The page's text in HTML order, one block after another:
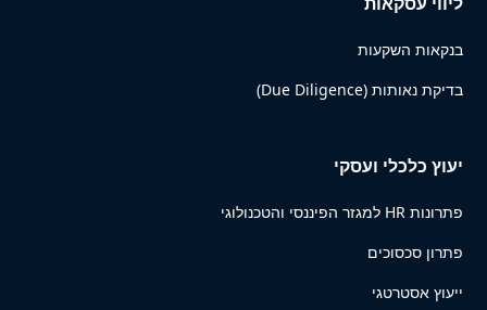
בנקאות השקעות
בדיקת נאותות (Due Diligence)
יעוץ כלכלי ועסקי
פתרונות HR למגזר הפיננסי והטכנולוגי
פתרון סכסוכים
ייעוץ אסטרטגי